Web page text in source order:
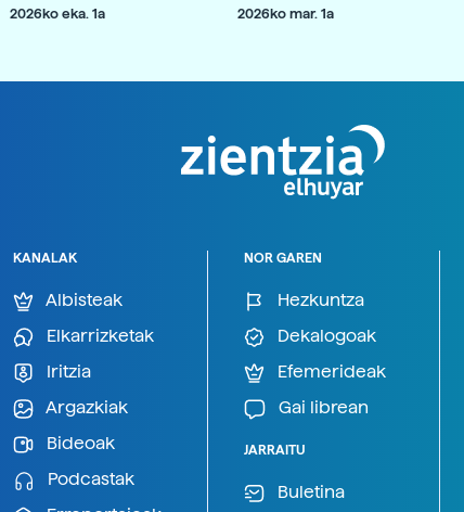
2026ko eka. 1a 2026ko mar. 1a
KANALAK
Albisteak
Elkarrizketak
Iritzia
Argazkiak
Bideoak
Podcastak
NOR GAREN
Hezkuntza
Dekalogoak
Efemerideak
Gai librean
JARRAITU
Buletina